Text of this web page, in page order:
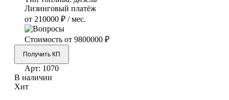
Лизинговый платёж
от 210000 ₽ / мес.
Стоимость от 9800000 ₽
Получить КП
Арт: 1070
В наличии
Хит